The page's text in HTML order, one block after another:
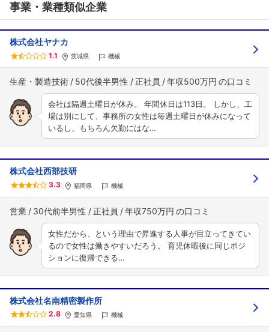
事業・業種類似企業
株式会社ヤナカ
1.1 茨城県 機械
生産・製造技術 50代後半男性 正社員 年収500万円
会社は隔週土曜日が休み。 年間休日は113日。 しかし、工
場は別にして、事務所の女性は毎週土曜日が休みになって
いるし、もちろん欠勤にはな…
株式会社西部技研
3.3 福岡県 機械
営業 30代前半男性 正社員 年収750万円
女性だから、という理由で昇進する人事が目立ってきてい
るので女性は働きやすいだろう。 育児休暇後に同じポジ
ションに復帰できる…
株式会社名南精密製作所
2.8 愛知県 機械